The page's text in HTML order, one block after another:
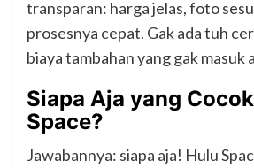
transparan: harga jelas, foto
prosesnya cepat. Gak ada tuh
biaya tambahan yang gak masuk
Siapa Aja yang
Space?
Jawabannya: siapa aja! Hulu